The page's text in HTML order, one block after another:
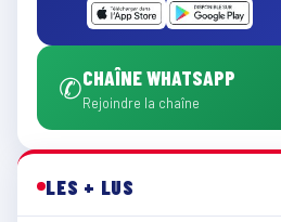
✆CHAÎNE WHATSAPP
Rejoindre la chaîne
LES + LUS